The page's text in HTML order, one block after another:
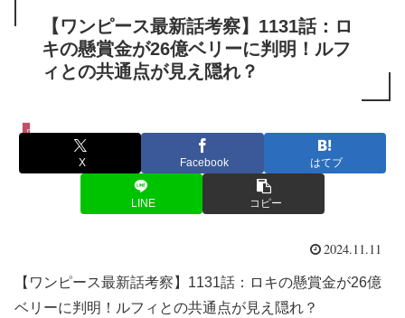
【ワンピース最新話考察】1131話：ロ
キの懸賞金が26億ベリーに判明！ルフ
ィとの共通点が見え隠れ？
ワンピース
X Facebook はてブ
LINE コピー
2024.11.11
【ワンピース最新話考察】1131話：ロキの懸賞金が26億
ベリーに判明！ルフィとの共通点が見え隠れ？